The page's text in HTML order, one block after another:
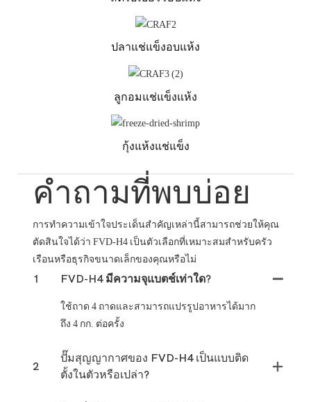
ปลาแช่แข็งอบแห้ง
ลูกอมแช่แข็งแห้ง
กุ้งแห้งแช่แข็ง
คำถามที่พบบ่อย
การทำความเข้าใจประเด็นสำคัญเหล่านี้สามารถช่วยให้คุณ
ตัดสินใจได้ว่า FVD-H4 เป็นตัวเลือกที่เหมาะสมสำหรับครัว
เรือนหรือธุรกิจขนาดเล็กของคุณหรือไม่
1 FVD-H4 มีความจุแบตช์เท่าใด?
ใช้ถาด 4 ถาดและสามารถแปรรูปอาหารได้มาก
ถึง 4 กก. ต่อครั้ง
2
ปั๊มสุญญากาศของ FVD-H4 เป็นแบบติด
ตั้งในตัวหรือเปล่า?